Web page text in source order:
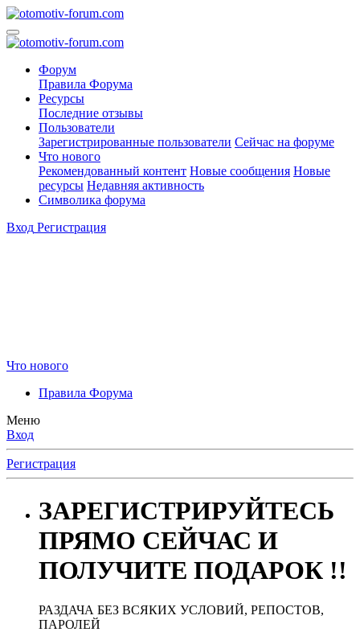
Форум
Правила Форума
Ресурсы
Последние отзывы
Пользователи
Зарегистрированные пользователи Сейчас на форуме
Что нового
Рекомендованный контент Новые сообщения Новые
ресурсы Недавняя активность
Символика форума
Вход Регистрация
Что нового
Правила Форума
Меню
Вход
Регистрация
ЗАРЕГИСТРИРУЙТЕСЬ
ПРЯМО СЕЙЧАС И
ПОЛУЧИТЕ ПОДАРОК !!
РАЗДАЧА БЕЗ ВСЯКИХ УСЛОВИЙ, РЕПОСТОВ,
ПАРОЛЕЙ